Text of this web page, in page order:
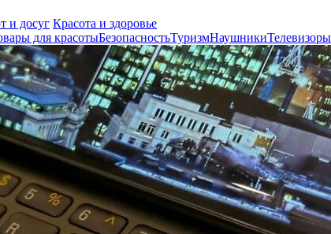
и досуг Красота и здоровье
для красотыБезопасностьТуризмНаушникиТелевизоры